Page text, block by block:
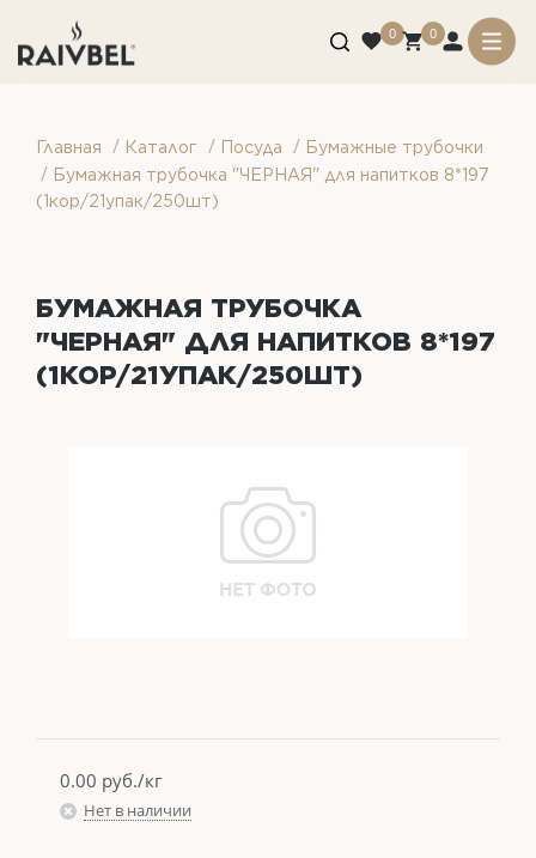
0 0
Главная / Каталог / Посуда / Бумажные трубочки
/ Бумажная трубочка "ЧЕРНАЯ" для напитков 8*197
(1кор/21упак/250шт)
БУМАЖНАЯ ТРУБОЧКА
"ЧЕРНАЯ" ДЛЯ НАПИТКОВ 8*197
(1КОР/21УПАК/250ШТ)
0.00 руб./кг
Нет в наличии